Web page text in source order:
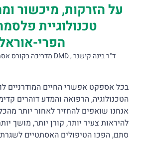
על הזרקות, מיכשור
טכנולוגיית
הפרי-
ד"ר בינה קישנר , DMD מדריכה בקורס אסתטיקה מטעם הר"ש.
בכל אספקט אפשרי החיים המודרניים
הטכנולוגיה, הרפואה והמדע דוהרים
אנחנו שואפים להחזיר לאחור יותר
להיראות צעיר יותר, קורן יותר, מושך
סתם, הפכו הטיפולים האסתטיים